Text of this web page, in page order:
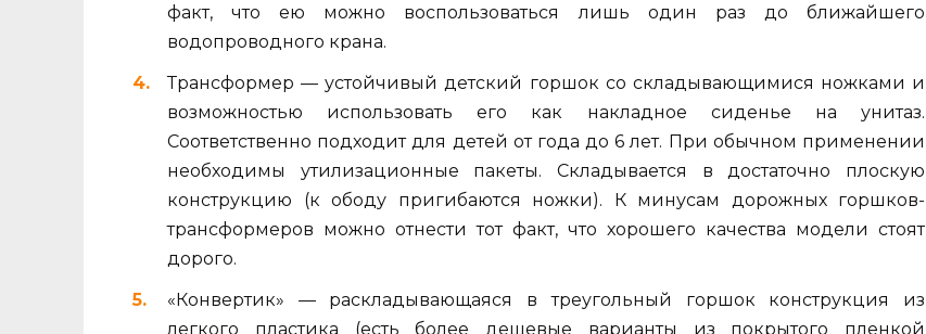
факт, что ею можно воспользоваться лишь один раз до ближайшего
водопроводного крана.
Трансформер — устойчивый детский горшок со складывающимися ножками и
возможностью использовать его как накладное сиденье на унитаз.
Соответственно подходит для детей от года до 6 лет. При обычном применении
необходимы утилизационные пакеты. Складывается в достаточно плоскую
конструкцию (к ободу пригибаются ножки). К минусам дорожных горшков-
трансформеров можно отнести тот факт, что хорошего качества модели стоят
дорого.
«Конвертик» — раскладывающаяся в треугольный горшок конструкция из
легкого пластика (есть более дешевые варианты из покрытого пленкой